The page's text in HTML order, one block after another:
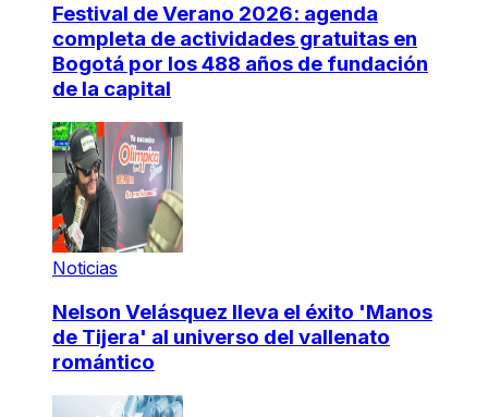
Festival de Verano 2026: agenda
completa de actividades gratuitas en
Bogotá por los 488 años de fundación
de la capital
Noticias
Nelson Velásquez lleva el éxito 'Manos
de Tijera' al universo del vallenato
romántico